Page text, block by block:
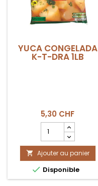
YUCA CONGELADA
K-T-DRA 1LB
5,30 CHF
quantité
du
produit
YUCA
CONGELADA
K-
 Ajouter au panier
 Disponible